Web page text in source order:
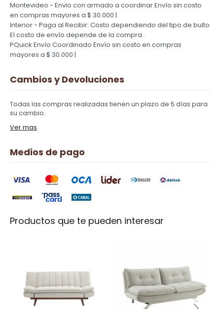
Montevideo - Envio con armado a coordinarEnvío sin costo
en compras mayores a $ 30.000 |
Interior - Paga al Recibir: Costo dependiendo del tipo de bulto
El costo de envío depende de la compra.
PQuick Envío Coordinado Envío sin costo en compras
mayores a $ 30.000 |
Cambios y Devoluciones
Todas las compras realizadas tienen un plazo de 5 días para
su cambio.
Ver mas
Medios de pago
Productos que te pueden interesar